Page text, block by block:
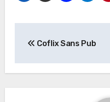
Coflix Sans Pub